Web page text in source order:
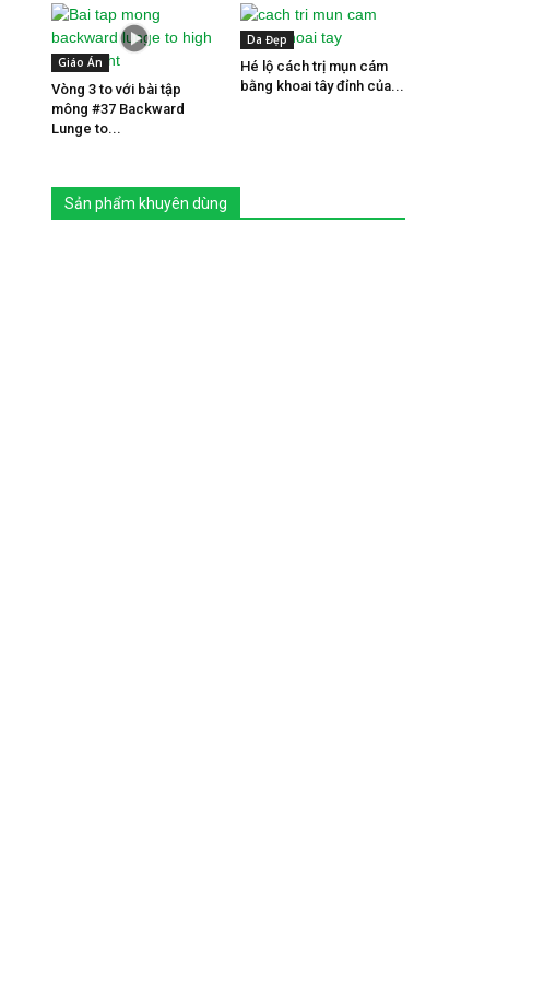
Giáo Án
Vòng 3 to với bài tập
mông #37 Backward
Lunge to...
Da Đẹp
Hé lộ cách trị mụn cám
bằng khoai tây đỉnh của...
Sản phẩm khuyên dùng